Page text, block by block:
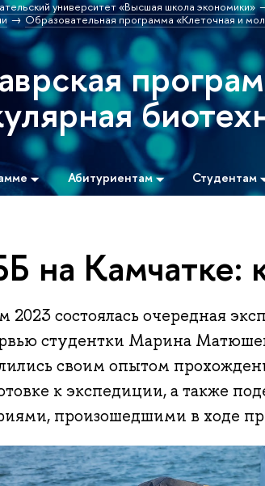
университет «Высшая школа экономики»
Образовательная программа «Клеточная и
Абитуриентам Студентам
на Камчатке:
2023 состоялась очередная
студентки Марина
своим опытом
к экспедиции, а также
произошедшими в ходе